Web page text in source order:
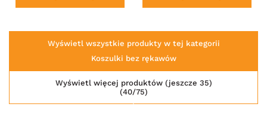
Wyświetl wszystkie produkty w tej kategorii
Koszulki bez rękawów
(40/75)
Wyświetl więcej produktów (jeszcze 35)